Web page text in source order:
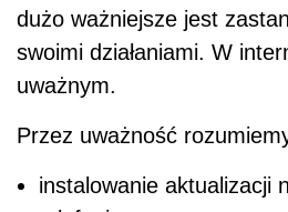
dużo ważniejsze jest
swoimi działaniami. W
uważnym.
Przez uważność
instalowanie aktualizacji